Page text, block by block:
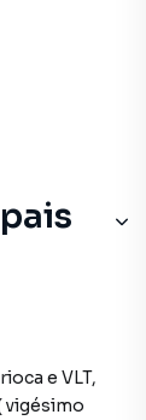
VLT,